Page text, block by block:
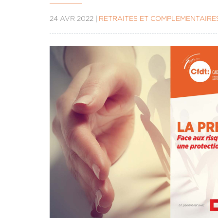
24 AVR 2022 RETRAITES ET